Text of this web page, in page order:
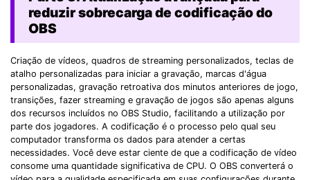
reduzir sobrecarga de codificação do
OBS
Criação de vídeos, quadros de streaming personalizados, teclas de
atalho personalizadas para iniciar a gravação, marcas d'água
personalizadas, gravação retroativa dos minutos anteriores de jogo,
transições, fazer streaming e gravação de jogos são apenas alguns
dos recursos incluídos no OBS Studio, facilitando a utilização por
parte dos jogadores. A codificação é o processo pelo qual seu
computador transforma os dados para atender a certas
necessidades. Você deve estar ciente de que a codificação de vídeo
consome uma quantidade significativa de CPU. O OBS converterá o